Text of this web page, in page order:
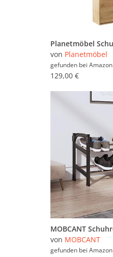
von Planetmöbel
gefunden bei Amazon
129,00 €
von MOBCANT
gefunden bei Amazon